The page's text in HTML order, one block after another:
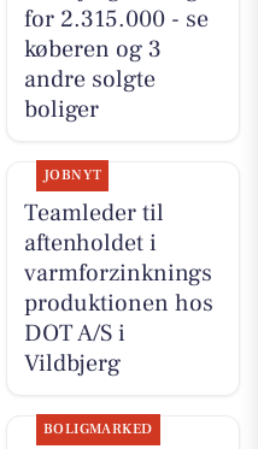
for 2.315.000 - se
køberen og 3
andre solgte
boliger
JOBNYT
Teamleder til
aftenholdet i
varmforzinknings
produktionen hos
DOT A/S i
Vildbjerg
BOLIGMARKED